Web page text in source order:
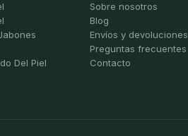
Del Piel
Sobre nosotros
Blog
Envíos y devoluciones
Preguntas frecuentes
Contacto